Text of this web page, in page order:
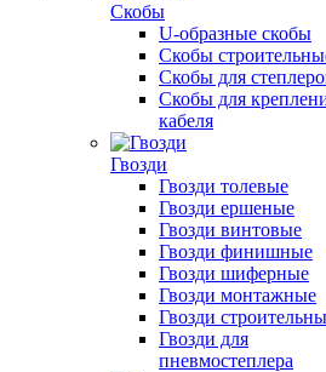
Скобы
U-образные скобы
Скобы
Скобы для
Скобы для
кабеля
Гвозди
Гвозди толевые
Гвозди ершеные
Гвозди винтовые
Гвозди финишные
Гвозди шиферные
Гвозди монтажные
Гвозди
Гвозди для
пневмостеплера